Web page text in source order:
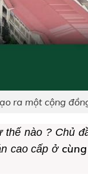
ra một cộng
thế nào ? Chủ
cao cấp ở